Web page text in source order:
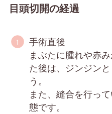
目頭切開の経過
手術直後
まぶたに腫れや赤
た後は、ジンジン
う。
また、縫合を行っ
態です。